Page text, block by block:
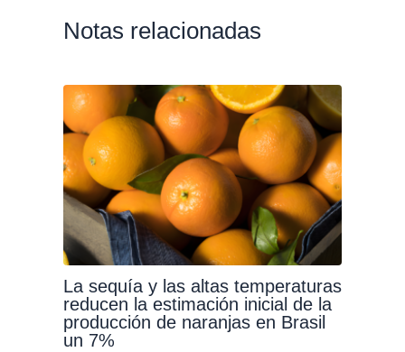
Notas relacionadas
La sequía y las altas temperaturas
reducen la estimación inicial de la
producción de naranjas en Brasil
un 7%